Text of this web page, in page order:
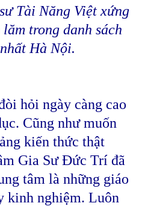
Tài Năng Việt xứng
trong danh sách
Hà Nội.
hỏi ngày càng cao
Cũng như muốn
kiến thức thật
Gia Sư Đức Trí đã
tâm là những giáo
kinh nghiệm. Luôn